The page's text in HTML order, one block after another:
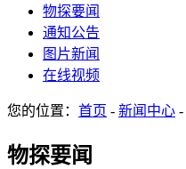
物探要闻
通知公告
图片新闻
在线视频
您的位置： 首页 - 新闻中心 -
物探要闻